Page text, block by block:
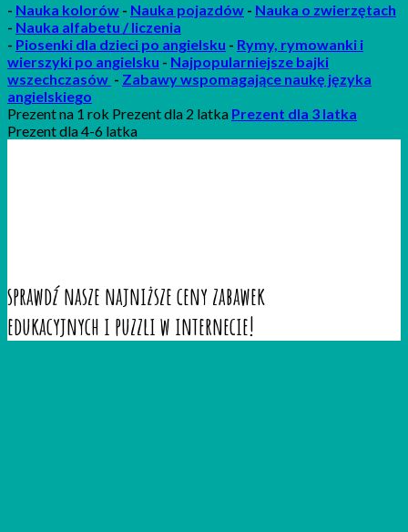
- Nauka kolorów - Nauka pojazdów - Nauka o zwierzętach
- Nauka alfabetu / liczenia
- Piosenki dla dzieci po angielsku - Rymy, rymowanki i
wierszyki po angielsku - Najpopularniejsze bajki
wszechczasów - Zabawy wspomagające naukę języka
angielskiego
Prezent na 1 rok Prezent dla 2 latka Prezent dla 3 latka
Prezent dla 4-6 latka
sprawdź nasze najniższe ceny zabawek
edukacyjnych i puzzli w internecie!